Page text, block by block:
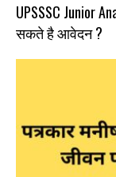
UPSSSC Junior
सकते है आवेदन ?